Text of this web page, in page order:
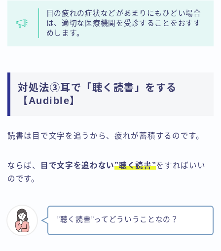
目の疲れの症状などがあまりにもひどい場合
は、適切な医療機関を受診することをおすす
めします。
対処法③耳で「聴く読書」をする
【Audible】
読書は目で文字を追うから、疲れが蓄積するのです。
ならば、 目で文字を追わない”聴く読書”をすればいい
のです。
”聴く読書”ってどういうことなの？